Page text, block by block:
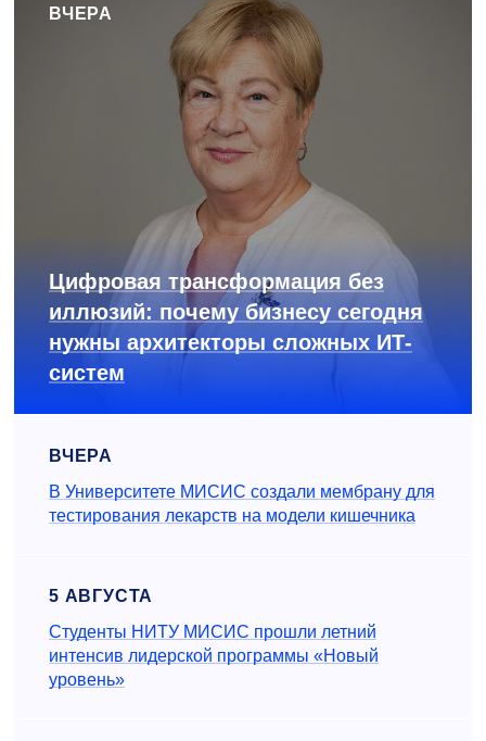
ВЧЕРА
Цифровая трансформация без
иллюзий: почему бизнесу сегодня
нужны архитекторы сложных ИТ-
систем
ВЧЕРА
В Университете МИСИС создали мембрану для
тестирования лекарств на модели кишечника
5 АВГУСТА
Студенты НИТУ МИСИС прошли летний
интенсив лидерской программы «Новый
уровень»